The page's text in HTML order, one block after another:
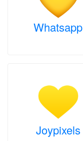
Whatsapp
Joypixels